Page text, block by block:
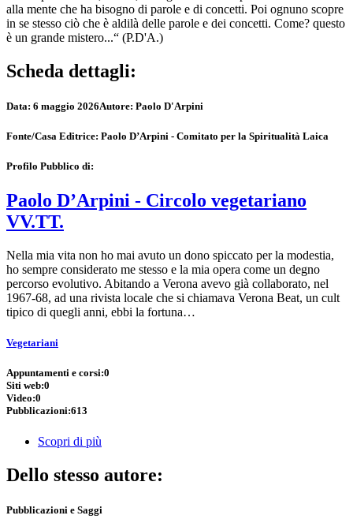
alla mente che ha bisogno di parole e di concetti. Poi ognuno scopre
in se stesso ciò che è aldilà delle parole e dei concetti. Come? questo
è un grande mistero...“ (P.D'A.)
Scheda dettagli:
Data: 6 maggio 2026Autore: Paolo D'Arpini
Fonte/Casa Editrice: Paolo D’Arpini - Comitato per la Spiritualità Laica
Profilo Pubblico di:
Paolo D’Arpini - Circolo vegetariano
VV.TT.
Nella mia vita non ho mai avuto un dono spiccato per la modestia,
ho sempre considerato me stesso e la mia opera come un degno
percorso evolutivo. Abitando a Verona avevo già collaborato, nel
1967-68, ad una rivista locale che si chiamava Verona Beat, un cult
tipico di quegli anni, ebbi la fortuna…
Vegetariani
Appuntamenti e corsi:0
Siti web:0
Video:0
Pubblicazioni:613
Scopri di più
Dello stesso autore:
Pubblicazioni e Saggi